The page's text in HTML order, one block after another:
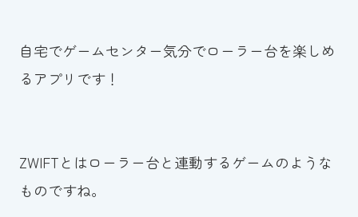
自宅でゲームセンター気分でローラー台を楽しめ
るアプリです！
ZWIFTとはローラー台と連動するゲームのような
ものですね。